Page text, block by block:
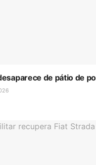
de pátio de